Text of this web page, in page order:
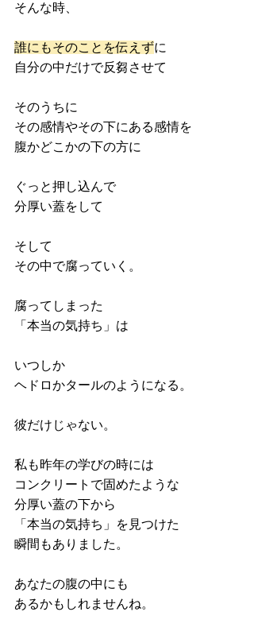
そんな時、
誰にもそのことを伝えずに
自分の中だけで反芻させて
そのうちに
その感情やその下にある感情を
腹かどこかの下の方に
ぐっと押し込んで
分厚い蓋をして
そして
その中で腐っていく。
腐ってしまった
「本当の気持ち」は
いつしか
ヘドロかタールのようになる。
彼だけじゃない。
私も昨年の学びの時には
コンクリートで固めたような
分厚い蓋の下から
「本当の気持ち」を見つけた
瞬間もありました。
あなたの腹の中にも
あるかもしれませんね。